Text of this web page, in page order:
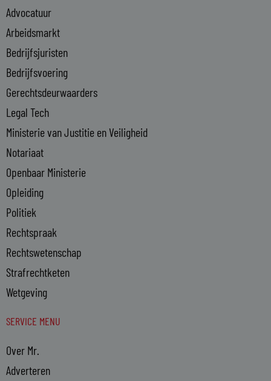
d
i
n
-
i
n
Advocatuur
Arbeidsmarkt
Bedrijfsjuristen
Bedrijfsvoering
Gerechtsdeurwaarders
Legal Tech
Ministerie van Justitie en Veiligheid
Notariaat
Openbaar Ministerie
Opleiding
Politiek
Rechtspraak
Rechtswetenschap
Strafrechtketen
Wetgeving
SERVICE MENU
Over Mr.
Adverteren